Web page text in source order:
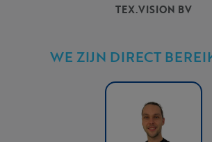
TEX.VISION BV
WE ZIJN DIRECT